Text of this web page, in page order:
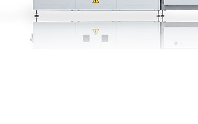
(en option) ;
;
;